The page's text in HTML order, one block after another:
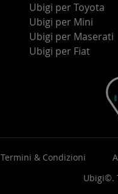
Ubigi per Toyota
Ubigi per Mini
Ubigi per Maserati
Ubigi per Fiat
Termini & Condizioni
Ubigi©.